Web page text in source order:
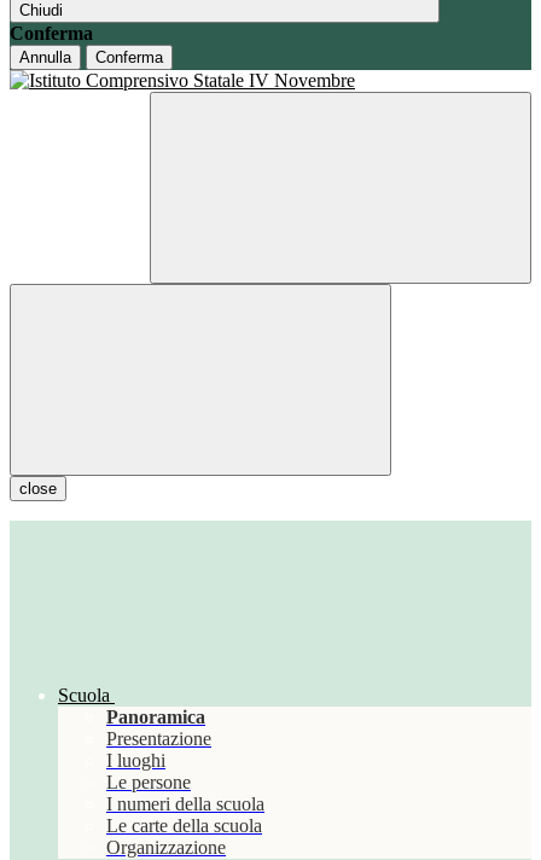
Chiudi
Conferma
Annulla Conferma
close
Scuola
Panoramica
Presentazione
I luoghi
Le persone
I numeri della scuola
Le carte della scuola
Organizzazione